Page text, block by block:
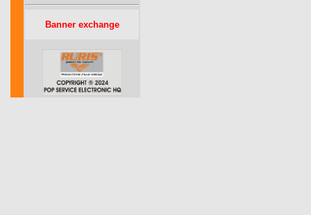
Banner exchange